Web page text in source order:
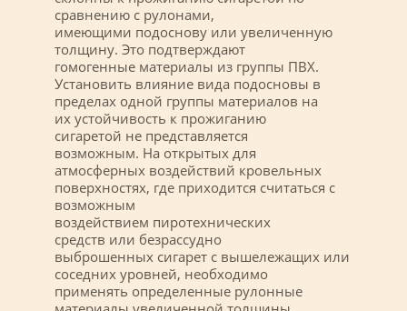
сравнению с рулонами,
имеющими подоснову или увеличенную
толщину. Это подтверждают
гомогенные материалы из группы ПВХ.
Установить влияние вида подосновы в
пределах одной группы материалов на
их устойчивость к прожиганию
сигаретой не представляется
возможным. На открытых для
атмосферных воздействий кровельных
поверхностях, где приходится считаться с
возможным
воздействием пиротехнических
средств или безрассудно
выброшенных сигарет с вышележащих или
соседних уровней, необходимо
применять определенные рулонные